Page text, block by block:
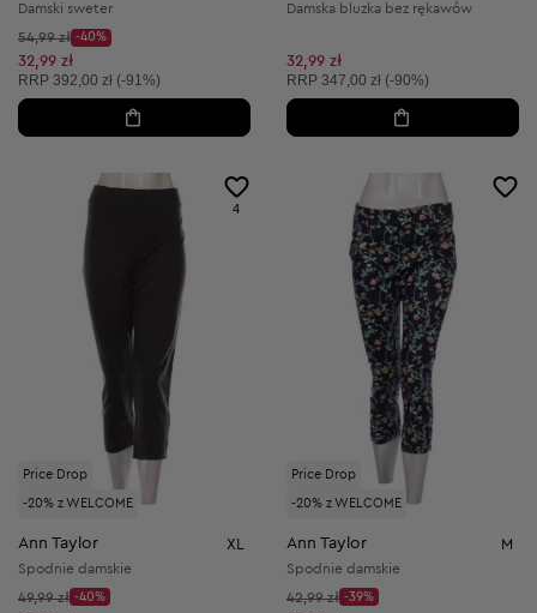
Damski sweter
Cena początkowa:
54,99 zł
Discount Price:
-40%
Obniżona cena:
32,99 zł
Cena sugerowana:
RRP 392,00 zł (-91%)
Damska bluzka bez rękawów
32,99 zł
Cena sugerowana:
RRP 347,00 zł (-90%)
Price Drop
-20% z WELCOME
4
Ann Taylor XL
Spodnie damskie
Cena początkowa:
49,99 zł
Discount Price:
-40%
Price Drop
-20% z WELCOME
Ann Taylor M
Spodnie damskie
Cena początkowa:
42,99 zł
Discount Price:
-39%